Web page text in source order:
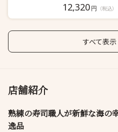
12,320円 （税込）
すべて表示
店舗紹介
熟練の寿司職人が新鮮な海の
逸品